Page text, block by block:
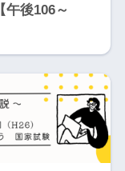
午後106～